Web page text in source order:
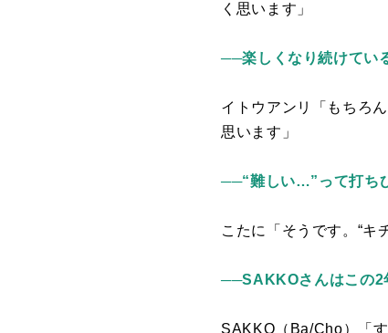
く思います」
──楽しくなり続けてい
イトウアンリ「もちろ
思います」
──“難しい…”って打ち
こたに「そうです。“キ
──SAKKOさんはこの2
SAKKO（ Ba/Cho）「